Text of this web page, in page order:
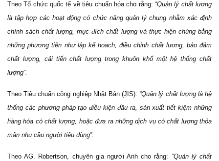
Theo Tổ chức quốc tế về tiêu chuẩn hóa cho rằng: “Quản lý chất lượng
là tập hợp các hoạt động có chức năng quản lý chung nhằm xác định
chính sách chất lượng, mục đích chất lượng và thực hiện chúng bằng
những phương tiện như lập kế hoạch, điều chỉnh chất lượng, bảo đảm
chất lượng, cải tiến chất lượng trong khuôn khổ một hệ thống chất
lượng”.
Theo Tiêu chuẩn công nghiệp Nhật Bản (JIS): “Quản lý chất lượng là hệ
thống các phương pháp tạo điều kiện đầu ra, sản xuất tiết kiệm những
hàng hóa có chất lượng, hoặc đưa ra những dịch vụ có chất lượng thỏa
mãn nhu cầu người tiêu dùng”.
Theo AG. Robertson, chuyên gia người Anh cho rằng: “Quản lý chất